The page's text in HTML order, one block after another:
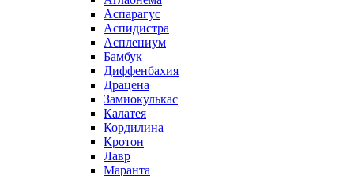
Аспарагус
Аспидистра
Асплениум
Бамбук
Диффенбахия
Драцена
Замиокулькас
Калатея
Кордилина
Кротон
Лавр
Маранта